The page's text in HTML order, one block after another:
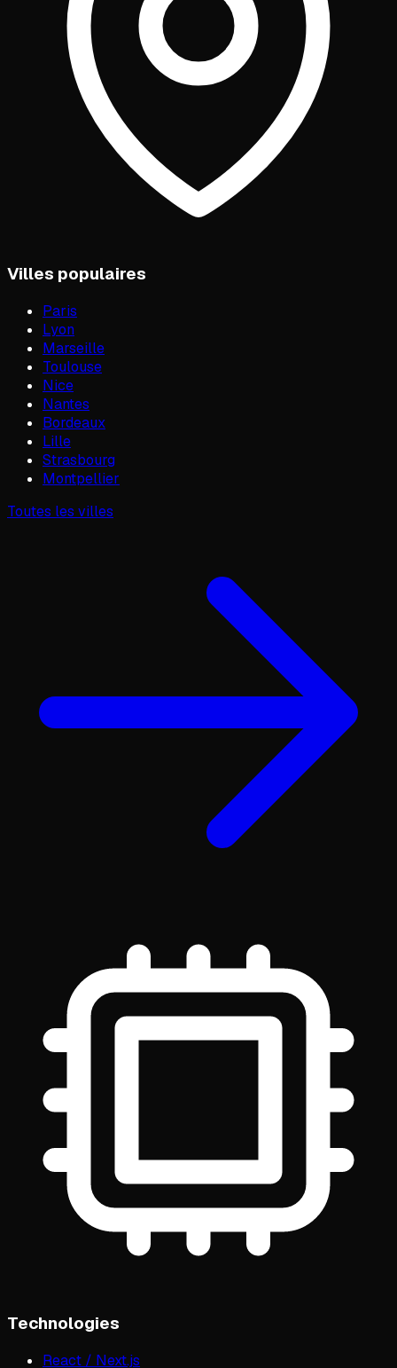
Villes populaires
Paris
Lyon
Marseille
Toulouse
Nice
Nantes
Bordeaux
Lille
Strasbourg
Montpellier
Toutes les villes
Technologies
React / Next.js